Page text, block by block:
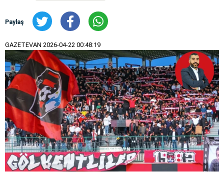
Paylaş
GAZETEVAN 2026-04-22 00:48:19